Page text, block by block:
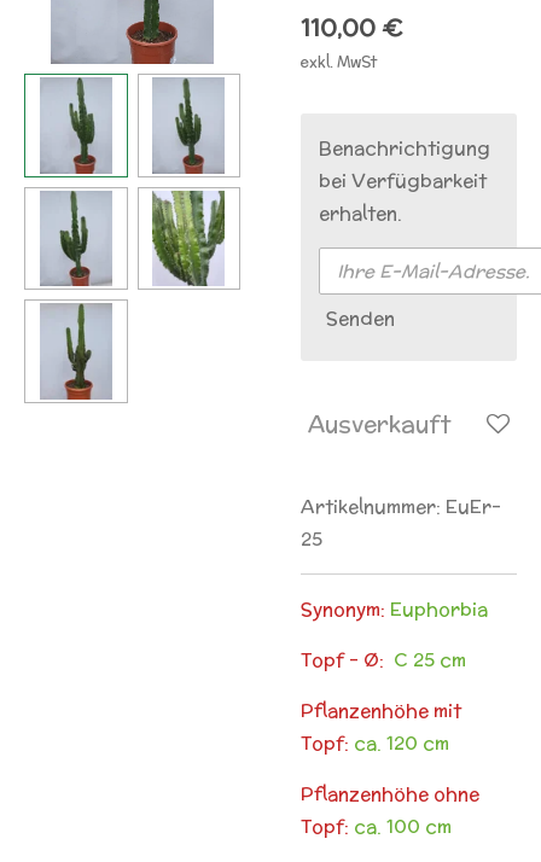
110,00 €
exkl. MwSt
Benachrichtigung
bei Verfügbarkeit
erhalten.
Senden
Ausverkauft
Artikelnummer: EuEr-
25
Synonym: Euphorbia
Topf - Ø: C 25 cm
Pflanzenhöhe mit
Topf: ca. 120 cm
Pflanzenhöhe ohne
Topf: ca. 100 cm